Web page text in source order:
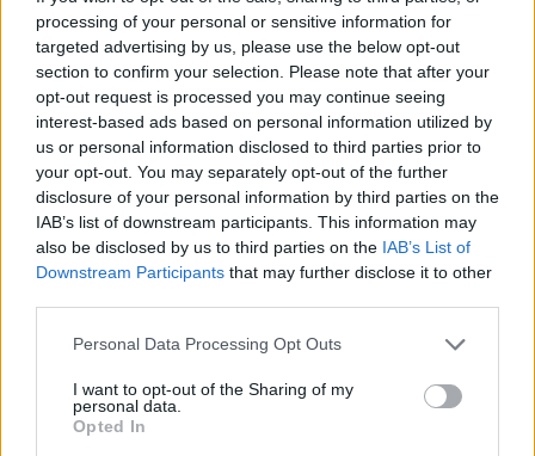
processing of your personal or sensitive information for
targeted advertising by us, please use the below opt-out
section to confirm your selection. Please note that after your
opt-out request is processed you may continue seeing
interest-based ads based on personal information utilized by
us or personal information disclosed to third parties prior to
your opt-out. You may separately opt-out of the further
disclosure of your personal information by third parties on the
IAB’s list of downstream participants. This information may
also be disclosed by us to third parties on the IAB’s List of
Downstream Participants that may further disclose it to other
Personal Data Processing Opt Outs
I want to opt-out of the Sharing of my
personal data.
Opted In
Czytaj także:
Dick Sowerby – charakterystyka
Tajemniczy ogród – czas i miejsce
akcji
Dlaczego Mary powierzyła Dickowi
swoją tajemnicę? Wyjaśnij decyzję
bohaterki
W imieniu Mary napisz list do Ajah.
Kategorie
opracowania
Tagi